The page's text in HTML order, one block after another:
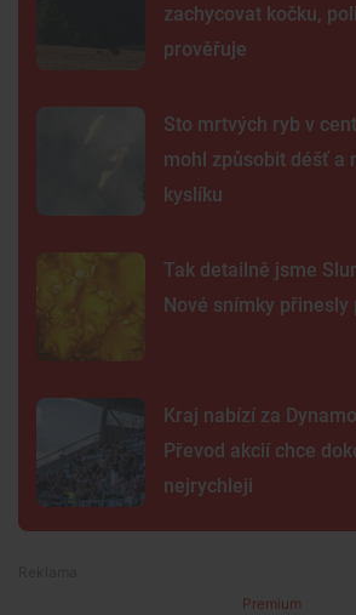
zachycovat kočku,
prověřuje
Sto mrtvých ryb v
mohl způsobit déšť a
kyslíku
Tak detailně jsme
Nové snímky přinesly
Kraj nabízí za
Převod akcií chce
nejrychleji
Premium